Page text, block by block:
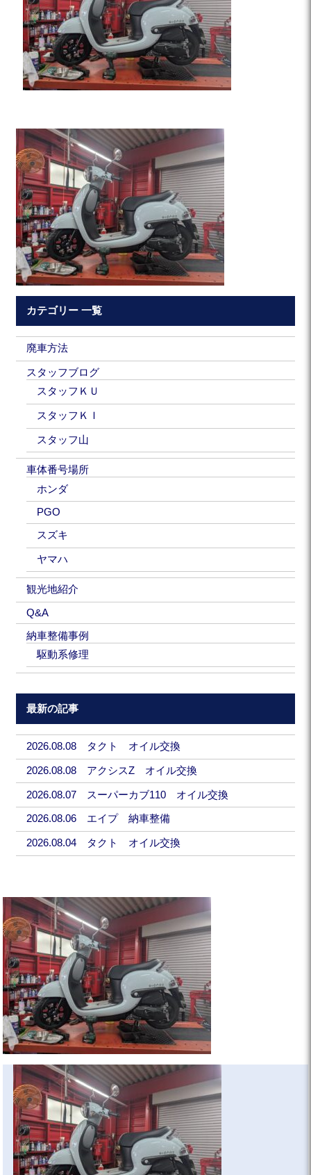
カテゴリー 一覧
廃車方法
スタッフブログ
スタッフＫＵ
スタッフＫＩ
スタッフ山
車体番号場所
ホンダ
PGO
スズキ
ヤマハ
観光地紹介
Q&A
納車整備事例
駆動系修理
最新の記事
2026.08.08 タクト オイル交換
2026.08.08 アクシスZ オイル交換
2026.08.07 スーパーカブ110 オイル交換
2026.08.06 エイプ 納車整備
2026.08.04 タクト オイル交換